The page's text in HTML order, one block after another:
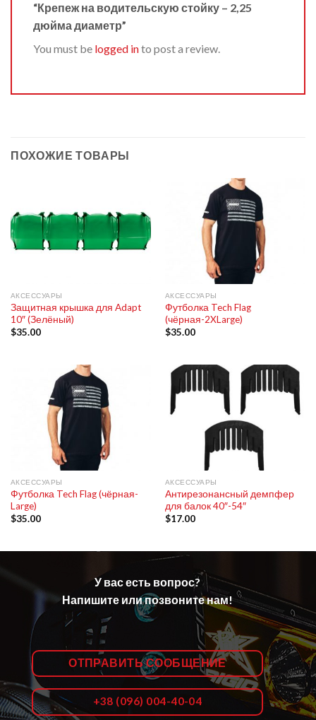
“Крепеж на водительскую стойку – 2,25
дюйма диаметр”
You must be logged into post a review.
ПОХОЖИЕ ТОВАРЫ
АКСЕССУАРЫ
Защитная крышка для Adapt
10″ (Зелёный)
$35.00
АКСЕССУАРЫ
Футболка Tech Flag
(чёрная-2XLarge)
$35.00
АКСЕССУАРЫ
Футболка Tech Flag (чёрная-
Large)
$35.00
АКСЕССУАРЫ
Антирезонансный демпфер
для балок 40″-54″
$17.00
У вас есть вопрос?
Напишите или позвоните нам!
ОТПРАВИТЬ СООБЩЕНИЕ
+38 (096) 004-40-04